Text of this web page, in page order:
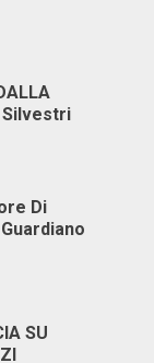
Silvestri
Di
SU